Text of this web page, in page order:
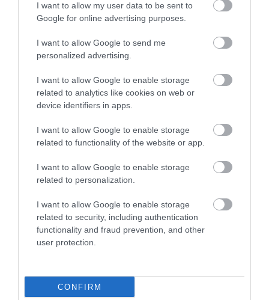
I want to allow my user data to be sent to
Google for online advertising purposes.
I want to allow Google to send me
personalized advertising.
I want to allow Google to enable storage
related to analytics like cookies on web or
device identifiers in apps.
I want to allow Google to enable storage
related to functionality of the website or app.
I want to allow Google to enable storage
related to personalization.
I want to allow Google to enable storage
related to security, including authentication
functionality and fraud prevention, and other
user protection.
CONFIRM
Γ.Βρεττάκος στο pagenews.gr: «Το ΠΑΣΟΚ μπλοκάρει τη
Συνταγματική Αναθεώρηση και φορτώνει ευθύνες στη
Μυρτώ Κοροβέση στο pagenews.gr: «Η κοινωνία ζητά